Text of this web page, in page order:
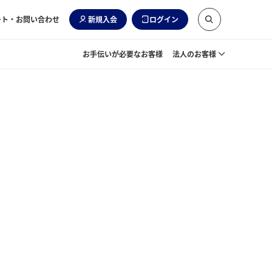
・お問い合わせ 新規入会 ログイン
お手伝いが必要なお客様 法人のお客様